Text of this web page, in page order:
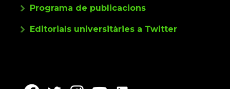
Programa de publicacions
Editorials universitàries a Twitter